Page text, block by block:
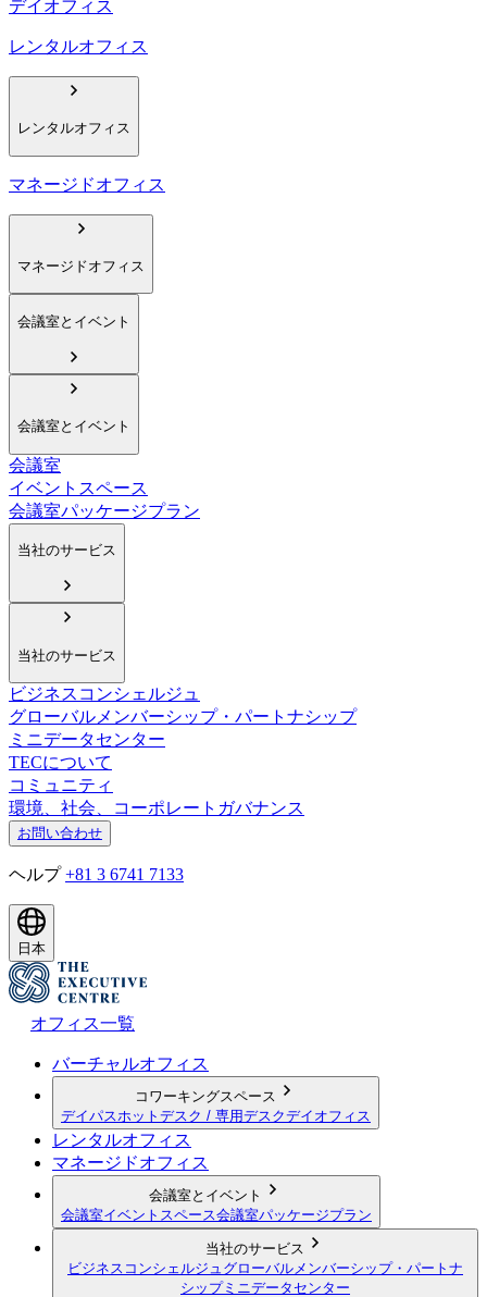
デイオフィス
レンタルオフィス
レンタルオフィス
マネージドオフィス
マネージドオフィス
会議室とイベント
会議室とイベント
会議室
イベントスペース
会議室パッケージプラン
当社のサービス
当社のサービス
ビジネスコンシェルジュ
グローバルメンバーシップ・パートナシップ
ミニデータセンター
TECについて
コミュニティ
環境、社会、コーポレートガバナンス
お問い合わせ
ヘルプ +81 3 6741 7133
日本
オフィス一覧
バーチャルオフィス
コワーキングスペース
デイパス ホットデスク / 専用デスクデイオフィス
レンタルオフィス
マネージドオフィス
会議室とイベント
会議室イベントスペース会議室パッケージプラン
当社のサービス
ビジネスコンシェルジュ グローバルメンバーシップ・パートナ
シップミニデータセンター